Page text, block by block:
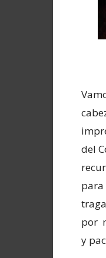
del
para
por
y